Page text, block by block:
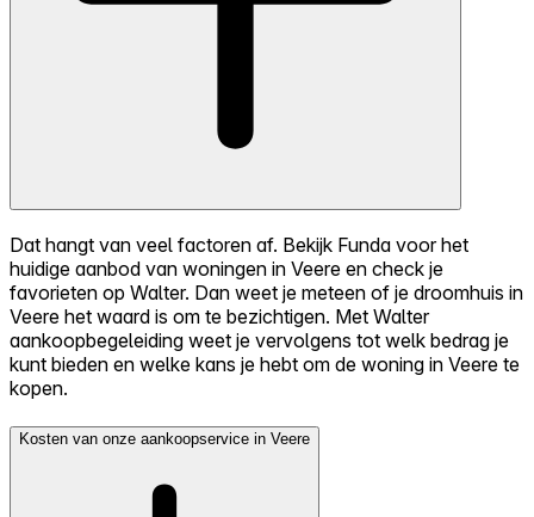
Dat hangt van veel factoren af. Bekijk Funda voor het
huidige aanbod van woningen in Veere en check je
favorieten op Walter. Dan weet je meteen of je droomhuis in
Veere het waard is om te bezichtigen. Met Walter
aankoopbegeleiding weet je vervolgens tot welk bedrag je
kunt bieden en welke kans je hebt om de woning in Veere te
kopen.
Kosten van onze aankoopservice in Veere